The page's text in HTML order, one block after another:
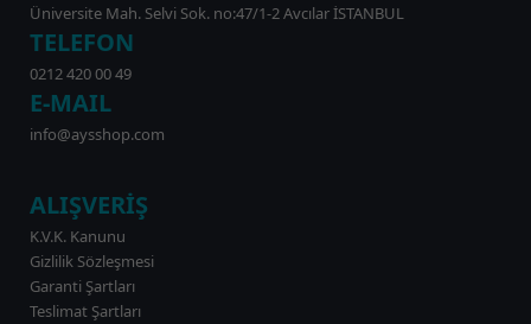
Üniversite Mah. Selvi Sok. no:47/1-2 Avcılar İSTANBUL
TELEFON
0212 420 00 49
E-MAIL
info@aysshop.com
ALIŞVERİŞ
K.V.K. Kanunu
Gizlilik Sözleşmesi
Garanti Şartları
Teslimat Şartları